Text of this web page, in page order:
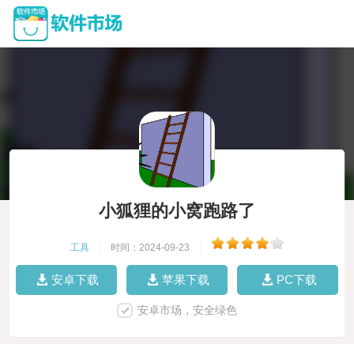
小狐狸的小窝跑路了
工具 时间：2024-09-23
安卓下载 苹果下载 PC下载
安卓市场，安全绿色